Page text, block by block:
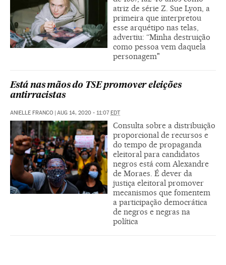
atriz de série Z. Sue Lyon, a
primeira que interpretou
esse arquétipo nas telas,
advertiu: “Minha destruição
como pessoa vem daquela
personagem"
Está nas mãos do TSE promover eleições
antirracistas
ANIELLE FRANCO | AUG 14, 2020 - 11:07EDT
Consulta sobre a distribuição
proporcional de recursos e
do tempo de propaganda
eleitoral para candidatos
negros está com Alexandre
de Moraes. É dever da
justiça eleitoral promover
mecanismos que fomentem
a participação democrática
de negros e negras na
política